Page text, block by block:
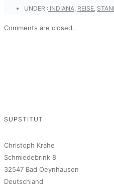
UNDER : INDIANA REISE
Comments are closed.
SUPSTITUT
Christoph Krahe
Schmiedebrink 8
32547 Bad Oeynhausen
Deutschland